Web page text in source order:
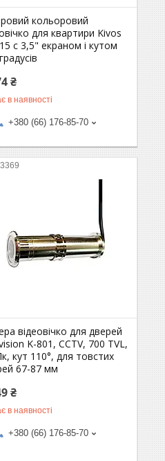
кольоровий
для квартири Kivos
c 3,5" екраном і кутом
₴
в наявності
+380 (66) 176-85-70
відеовічко для дверей
K-801, CCTV, 700 TVL,
кут 110°, для товстих
67-87 мм
₴
в наявності
+380 (66) 176-85-70